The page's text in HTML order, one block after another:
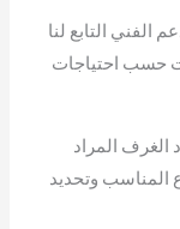
التابع لنا
حسب احتياجات
الغرف المراد
المناسب وتحديد